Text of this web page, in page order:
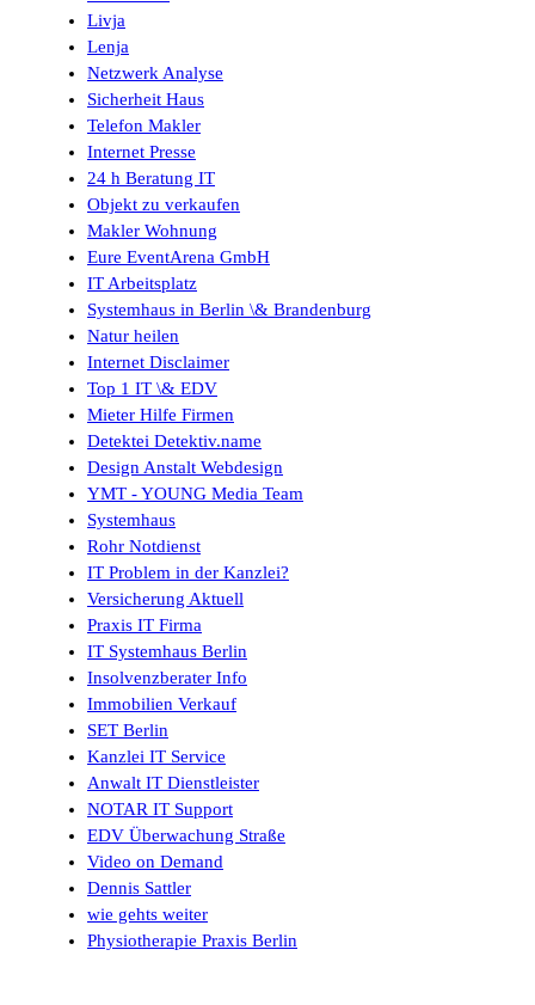
Livja
Lenja
Netzwerk Analyse
Sicherheit Haus
Telefon Makler
Internet Presse
24 h Beratung IT
Objekt zu verkaufen
Makler Wohnung
Eure EventArena GmbH
IT Arbeitsplatz
Systemhaus in Berlin \& Brandenburg
Natur heilen
Internet Disclaimer
Top 1 IT \& EDV
Mieter Hilfe Firmen
Detektei Detektiv.name
Design Anstalt Webdesign
YMT - YOUNG Media Team
Systemhaus
Rohr Notdienst
IT Problem in der Kanzlei?
Versicherung Aktuell
Praxis IT Firma
IT Systemhaus Berlin
Insolvenzberater Info
Immobilien Verkauf
SET Berlin
Kanzlei IT Service
Anwalt IT Dienstleister
NOTAR IT Support
EDV Überwachung Straße
Video on Demand
Dennis Sattler
wie gehts weiter
Physiotherapie Praxis Berlin